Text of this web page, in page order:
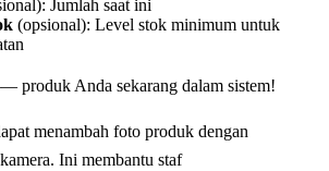
Jumlah saat ini
(opsional): Level stok minimum untuk
— produk Anda sekarang dalam sistem!
menambah foto produk dengan
Ini membantu staf